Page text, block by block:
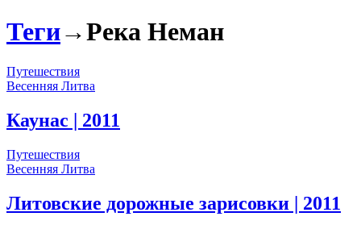
Теги→Река Неман
Путешествия
Весенняя Литва
Каунас | 2011
Путешествия
Весенняя Литва
Литовские дорожные зарисовки | 2011